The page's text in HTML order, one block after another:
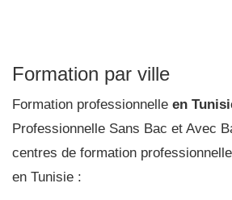
Formation par ville
Formation professionnelle en
Professionnelle Sans Bac et Avec
centres de formation
en Tunisie :